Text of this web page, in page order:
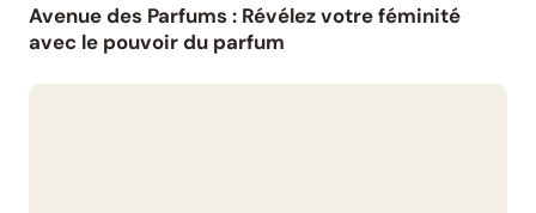
Avenue des Parfums : Révélez votre féminité
avec le pouvoir du parfum